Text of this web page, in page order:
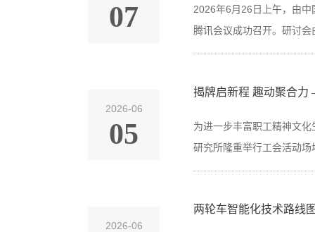
07
2026年6月26日上午，由中
腾讯会议成功召开。研讨
2026-06
05
揭牌启新程 趣动聚合
为进一步丰富职工精神文
研究所隆重举行工会活动
2026-06
两轮车智能化技术路线